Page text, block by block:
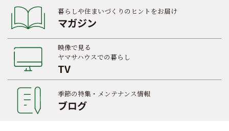
暮らしや住まいづくりのヒントをお届け
マガジン
映像で見る
ヤマサハウスでの暮らし
TV
季節の特集・メンテナンス情報
ブログ